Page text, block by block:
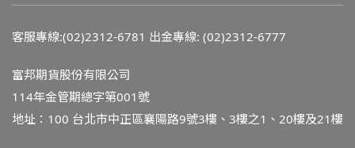
客服專線:(02)2312-6781 出金專線: (02)2312-6777
富邦期貨股份有限公司
114年金管期總字第001號
地址：100 台北市中正區襄陽路9號3樓、3樓之1、20樓及21樓